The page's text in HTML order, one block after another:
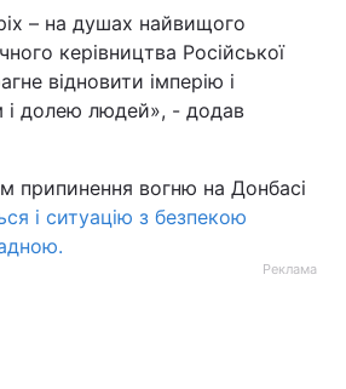
– на душах найвищого
керівництва Російської
відновити імперію і
і долею людей», - додав
припинення вогню на Донбасі
і ситуацію з безпекою
Реклама